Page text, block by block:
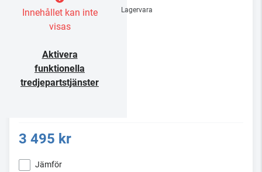
Innehållet kan inte
visas
Aktivera
funktionella
tredjepartstjänster
Lagervara
3 495 kr
Jämför